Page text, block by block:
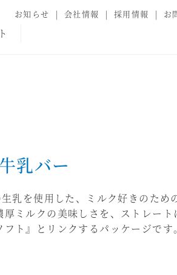
お知らせ 会社情報 採用情報 お
乳バー
乳を使用した、ミルク好きのため
ミルクの美味しさを、ストレート
フト』とリンクするパッケージです。